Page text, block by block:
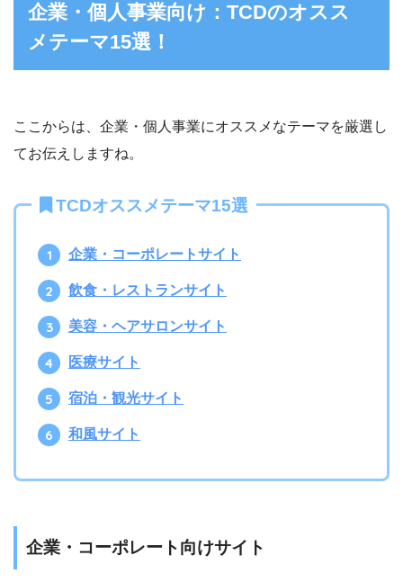
企業・個人事業向け：TCDのオスス
メテーマ15選！
ここからは、企業・個人事業にオススメなテーマを厳選し
てお伝えしますね。
TCDオススメテーマ15選
企業・コーポレートサイト
飲食・レストランサイト
美容・ヘアサロンサイト
医療サイト
宿泊・観光サイト
和風サイト
企業・コーポレート向けサイト